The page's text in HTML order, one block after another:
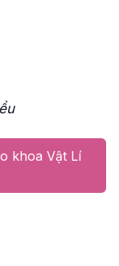
khoa Vật Lí